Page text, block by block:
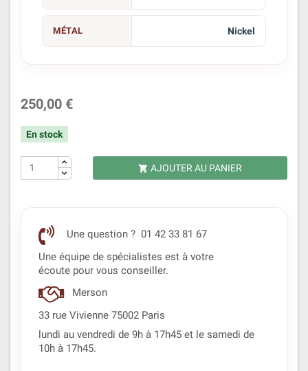
MÉTAL Nickel
250,00 €
En stock
 AJOUTER AU PANIER
Une question ? 01 42 33 81 67
Une équipe de spécialistes est à votre
écoute pour vous conseiller.
Merson
33 rue Vivienne 75002 Paris
lundi au vendredi de 9h à 17h45 et le samedi de
10h à 17h45.